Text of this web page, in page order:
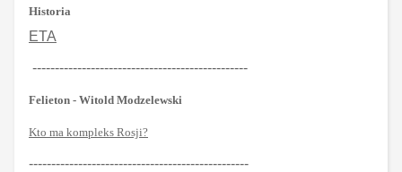
Historia
ETA
------------------------------------------------
Felieton - Witold Modzelewski
Kto ma kompleks Rosji?
-------------------------------------------------